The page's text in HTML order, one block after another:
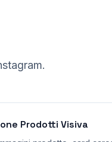
.
Prodotti Visiva